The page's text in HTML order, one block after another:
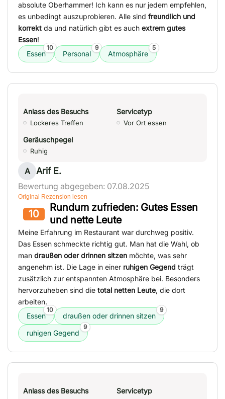
absolute Oberhammer! Ich kann es nur jedem empfehlen,
es unbedingt auszuprobieren. Alle sind freundlich und
korrekt da und natürlich gibt es auch extrem gutes
Essen!
Essen
10
Personal
9
Atmosphäre
5
Anlass des Besuchs
Lockeres Treffen
Servicetyp
Vor Ort essen
Geräuschpegel
Ruhig
A Arif E.
Bewertung abgegeben: 07.08.2025
Original Rezension lesen
10
Rundum zufrieden: Gutes Essen
und nette Leute
Meine Erfahrung im Restaurant war durchweg positiv.
Das Essen schmeckte richtig gut. Man hat die Wahl, ob
man draußen oder drinnen sitzen möchte, was sehr
angenehm ist. Die Lage in einer ruhigen Gegend trägt
zusätzlich zur entspannten Atmosphäre bei. Besonders
hervorzuheben sind die total netten Leute, die dort
arbeiten.
Essen
10
draußen oder drinnen sitzen
9
ruhigen Gegend
9
Anlass des Besuchs Servicetyp